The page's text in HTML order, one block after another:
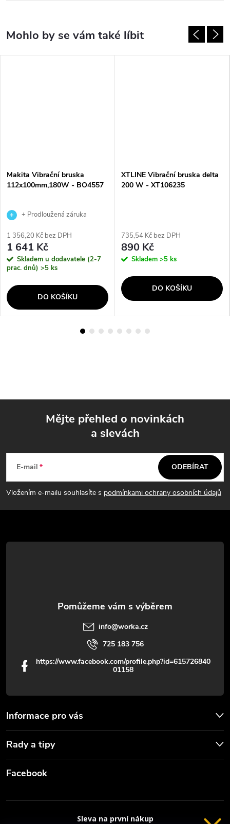
Makita Vibrační bruska
112x100mm,180W - BO4557
+ Prodloužená záruka
1 356,20 Kč bez DPH
1 641 Kč
Skladem u dodavatele (2-7
prac. dnů) >5 ks
DO KOŠÍKU
XTLINE Vibrační bruska delta
200 W - XT106235
735,54 Kč bez DPH
890 Kč
Skladem >5 ks
DO KOŠÍKU
p
a
t
Mějte přehled o novinkách
a slevách
E-mail
Vložením e-mailu souhlasíte s podmínkami ochrany osobních údajů
ODEBÍRAT
Informace pro vás
Rady a tipy
info@worka.cz
725 183 756
https://www.facebook.com/profile.php?id=615726840
01158
Facebook
Sleva na první nákup